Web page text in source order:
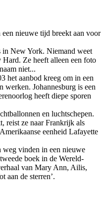
nieuwe tijd breekt aan voor
New York. Niemand weet
Ze heeft alleen een foto
niet...
het aanbod kreeg om in een
Johannesburg is een
heeft diepe sporen
en luchtschepen.
reist ze naar Frankrijk als
eenheid Lafayette
weg vinden in een nieuwe
boek in de Wereld-
van Mary Ann, Ailis,
aan de sterren’.